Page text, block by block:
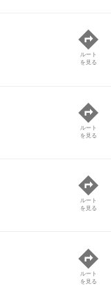
ルート
を見る
ルート
を見る
ルート
を見る
ルート
を見る